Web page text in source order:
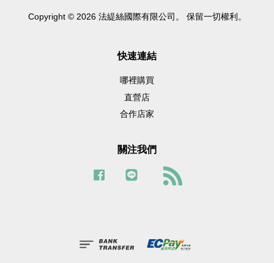
Copyright © 2026 法緹絲國際有限公司。 保留一切權利。
快速連結
哪裡購買
直營店
合作店家
關注我們
Facebook